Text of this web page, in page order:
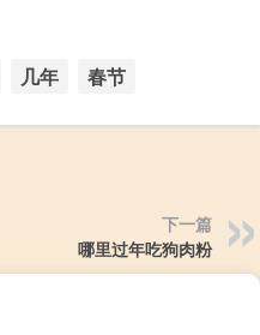
几年 春节
下一篇
哪里过年吃狗肉粉